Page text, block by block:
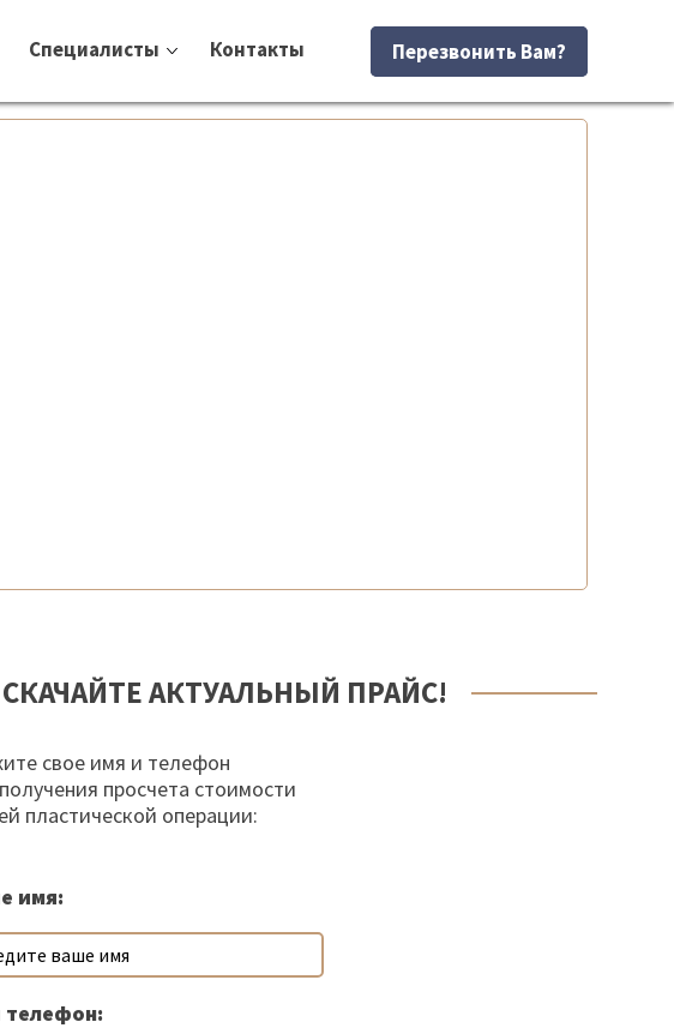
Перезвонить Вам?
Специалисты Контакты
АКТУАЛЬНЫЙ ПРАЙС!
свое имя и телефон
просчета стоимости
пластической операции:
имя: